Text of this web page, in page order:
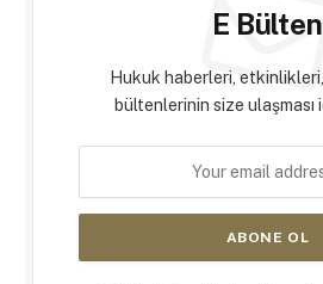
E Bülten
Hukuk haberleri,
bültenlerinin size ulaşması